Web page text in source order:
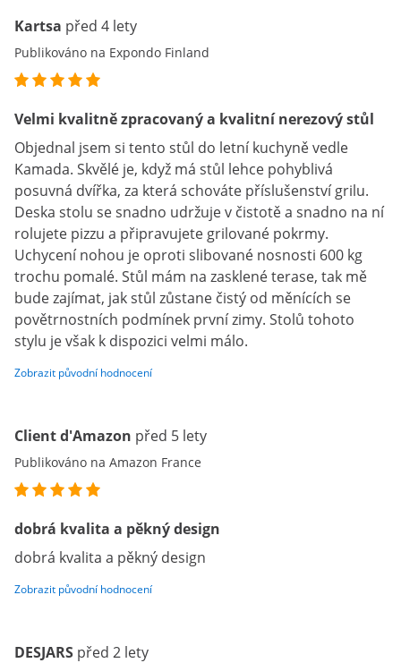
Kartsa před 4 lety
Publikováno na Expondo Finland
Velmi kvalitně zpracovaný a kvalitní nerezový stůl
Objednal jsem si tento stůl do letní kuchyně vedle
Kamada. Skvělé je, když má stůl lehce pohyblivá
posuvná dvířka, za která schováte příslušenství grilu.
Deska stolu se snadno udržuje v čistotě a snadno na ní
rolujete pizzu a připravujete grilované pokrmy.
Uchycení nohou je oproti slibované nosnosti 600 kg
trochu pomalé. Stůl mám na zasklené terase, tak mě
bude zajímat, jak stůl zůstane čistý od měnících se
povětrnostních podmínek první zimy. Stolů tohoto
stylu je však k dispozici velmi málo.
Zobrazit původní hodnocení
Client d'Amazon před 5 lety
Publikováno na Amazon France
dobrá kvalita a pěkný design
dobrá kvalita a pěkný design
Zobrazit původní hodnocení
DESJARS před 2 lety